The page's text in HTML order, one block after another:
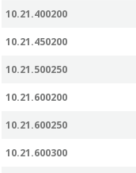
10.21.400200
10.21.450200
10.21.500250
10.21.600200
10.21.600250
10.21.600300